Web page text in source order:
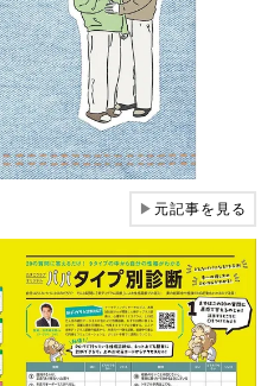
▶元記事を見る